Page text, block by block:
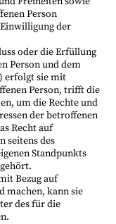
Person
der
oder die Erfüllung
Person und dem
erfolgt sie mit
Person, trifft die
um die Rechte und
der betroffenen
Recht auf
seitens des
Standpunkts
Bezug auf
machen, kann sie
des für die